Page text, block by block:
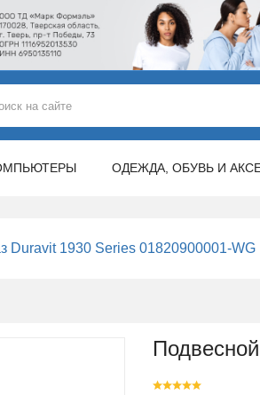
ОДЕЖДА, ОБУВЬ И
Duravit 1930 Series 01820900001-WG